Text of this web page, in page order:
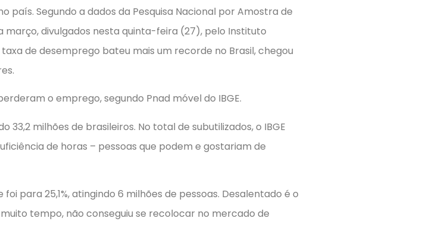
país. Segundo a dados da Pesquisa Nacional por Amostra de
divulgados nesta quinta-feira (27), pelo Instituto
de desemprego bateu mais um recorde no Brasil, chegou
o emprego, segundo Pnad móvel do IBGE.
33,2 milhões de brasileiros. No total de subutilizados, o IBGE
de horas – pessoas que podem e gostariam de
para 25,1%, atingindo 6 milhões de pessoas. Desalentado é o
tempo, não conseguiu se recolocar no mercado de